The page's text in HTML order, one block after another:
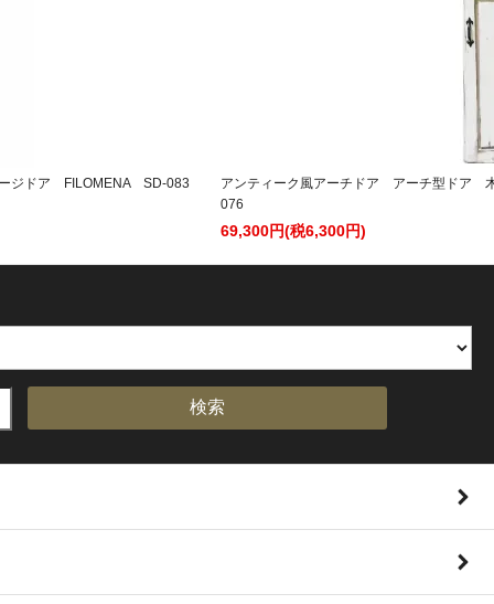
ジドア FILOMENA SD-083
アンティーク風アーチドア アーチ型ド
076
69,300円(税6,300円)
検索